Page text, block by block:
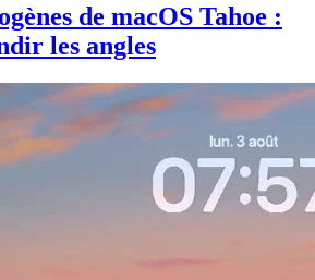
de macOS Tahoe :
les angles